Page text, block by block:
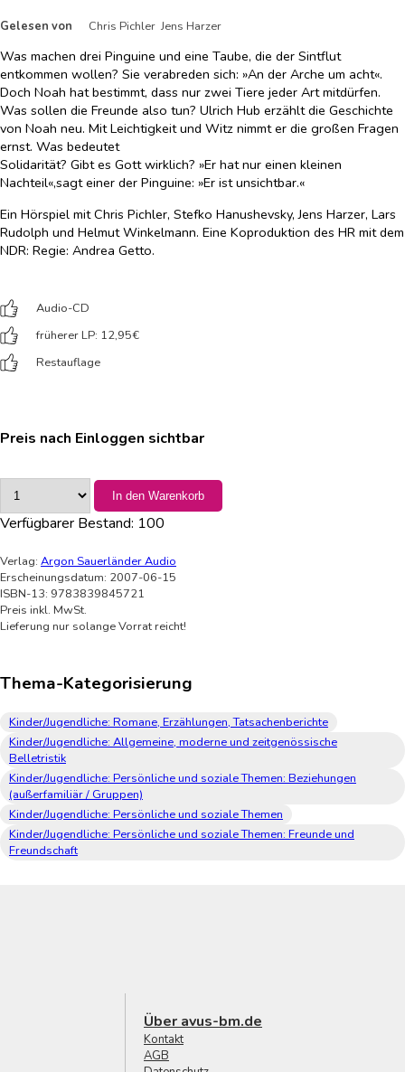
Gelesen von Chris Pichler Jens Harzer
Was machen drei Pinguine und eine Taube, die der Sintflut
entkommen wollen? Sie verabreden sich: »An der Arche um acht«.
Doch Noah hat bestimmt, dass nur zwei Tiere jeder Art mitdürfen.
Was sollen die Freunde also tun? Ulrich Hub erzählt die Geschichte
von Noah neu. Mit Leichtigkeit und Witz nimmt er die großen Fragen
ernst. Was bedeutet
Solidarität? Gibt es Gott wirklich? »Er hat nur einen kleinen
Nachteil«,sagt einer der Pinguine: »Er ist unsichtbar.«
Ein Hörspiel mit Chris Pichler, Stefko Hanushevsky, Jens Harzer, Lars
Rudolph und Helmut Winkelmann. Eine Koproduktion des HR mit dem
NDR: Regie: Andrea Getto.
Audio-CD
früherer LP: 12,95€
Restauflage
Preis nach Einloggen sichtbar
In den Warenkorb
Verfügbarer Bestand: 100
Verlag: Argon Sauerländer Audio
Erscheinungsdatum: 2007-06-15
ISBN-13: 9783839845721
Preis inkl. MwSt.
Lieferung nur solange Vorrat reicht!
Thema-Kategorisierung
Kinder/Jugendliche: Romane, Erzählungen, Tatsachenberichte
Kinder/Jugendliche: Allgemeine, moderne und zeitgenössische
Belletristik
Kinder/Jugendliche: Persönliche und soziale Themen: Beziehungen
(außerfamiliär / Gruppen)
Kinder/Jugendliche: Persönliche und soziale Themen
Kinder/Jugendliche: Persönliche und soziale Themen: Freunde und
Freundschaft
Über avus-bm.de
Kontakt
AGB